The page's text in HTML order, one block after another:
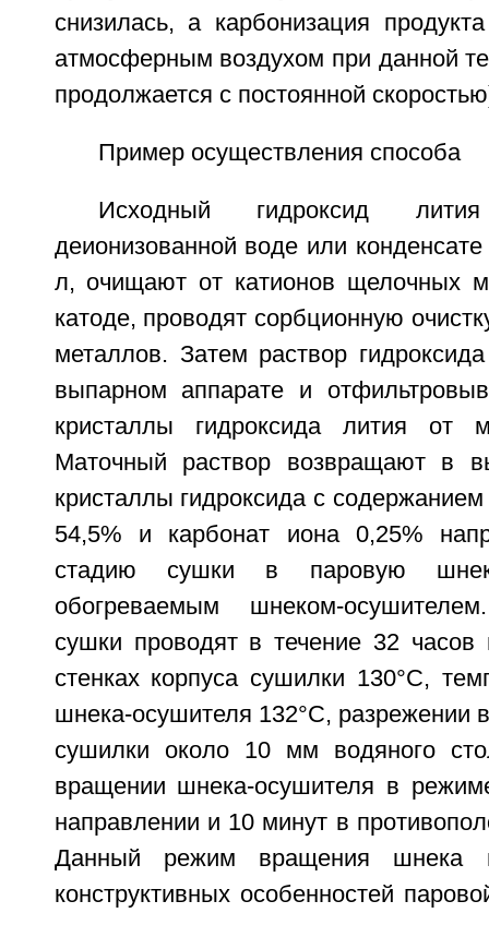
снизилась, а карбонизация
атмосферным воздухом при данной
продолжается с постоянной
Пример осуществления способа
Исходный гидроксид
деионизованной воде или
л, очищают от катионов щелочных
катоде, проводят сорбционную
металлов. Затем раствор
выпарном аппарате и
кристаллы гидроксида лития от
Маточный раствор возвращают в
кристаллы гидроксида с
54,5% и карбонат иона 0,25%
стадию сушки в паровую
обогреваемым шнеком-
сушки проводят в течение 32 часов
стенках корпуса сушилки 130°С,
шнека-осушителя 132°С, разрежении
сушилки около 10 мм водяного
вращении шнека-осушителя в
направлении и 10 минут в
Данный режим вращения шнека
конструктивных особенностей